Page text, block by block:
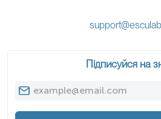
Підписуйся на